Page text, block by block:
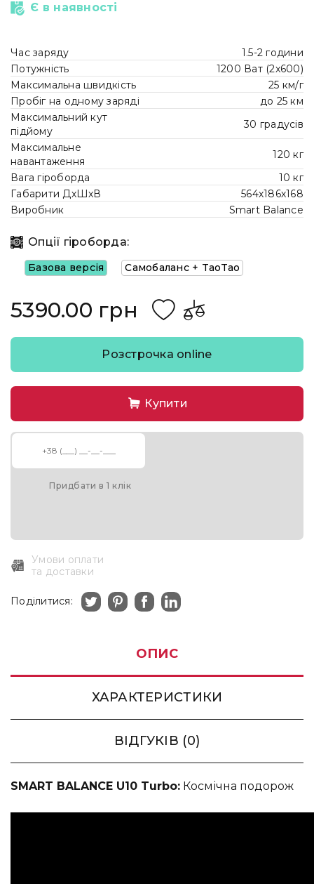
Є в наявності
Час заряду
1.5-2 години
Потужність
1200 Ват (2x600)
Максимальна швидкість
25 км/г
Пробіг на одному заряді
до 25 км
Максимальний кут
підйому
30 градусів
Максимальне
навантаження
120 кг
Вага гіроборда
10 кг
Габарити ДхШхВ
564х186х168
Виробник
Smart Balance
Опції гіроборда:
Базова версія Самобаланс + TaoTao
5390.00 грн
Розстрочка online
Купити
Придбати в 1 клік
Умови оплати
та доставки
Поділитися:
ОПИС
ХАРАКТЕРИСТИКИ
ВІДГУКІВ (0)
SMART BALANCE U10 Turbo: Космічна подорож